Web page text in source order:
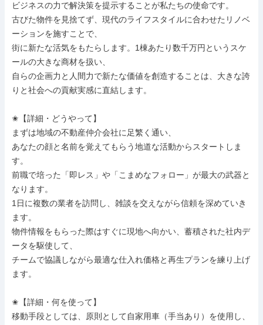
ビジネスの力で解決策を提示することが私たちの使命です。
古びた物件を見捨てず、現代のライフスタイルに合わせたリノベ
ーションを施すことで、
街に新たな活気をもたらします。1棟あたり数千万円というスケ
ールの大きな商材を扱い、
自らの企画力と人間力で新たな価値を創造することは、大きな誇
りと社会への貢献実感に直結します。
✬【詳細・どうやって】
まずは地域の不動産仲介会社に足繁く通い、
あなたの顔と名前を覚えてもらう地道な活動からスタートしま
す。
前職で培った「即レス」や「こまめなフォロー」が最大の武器と
なります。
1日に複数の業者を訪問し、雑談を交えながら信頼を深めていき
ます。
物件情報をもらった際はすぐに現地へ向かい、蓄積された社内デ
ータを駆使して、
チームで協議しながら最適な仕入れ価格と再生プランを練り上げ
ます。
✬【詳細・何を使って】
移動手段としては、原則として自家用車（手当あり）を使用し、